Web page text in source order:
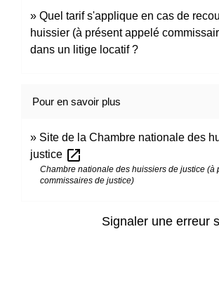
Quel tarif s'applique en cas de
huissier (à présent appelé
dans un litige locatif ?
Pour en savoir plus
Site de la Chambre nationale des
justice open_in_new
Chambre nationale des huissiers de justice (à
commissaires de justice)
Signaler une erreur